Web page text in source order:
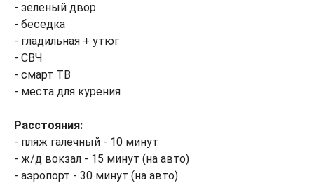
- зеленый двор
- беседка
- гладильная + утюг
- СВЧ
- смарт ТВ
- места для курения
Расстояния:
- пляж галечный - 10 минут
- ж/д вокзал - 15 минут (на авто)
- аэропорт - 30 минут (на авто)